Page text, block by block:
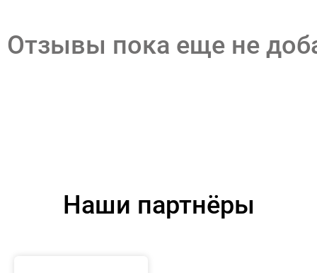
Отзывы пока еще не
Наши партнёры